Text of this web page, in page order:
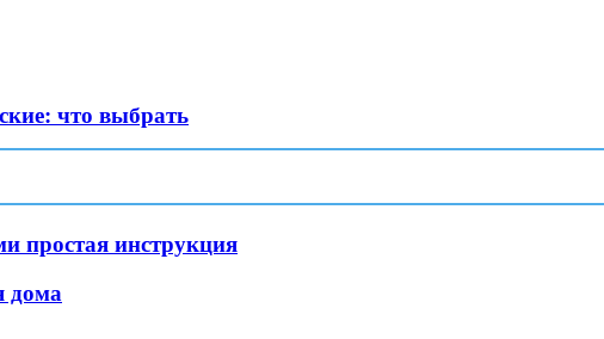
что выбрать
простая инструкция
дома